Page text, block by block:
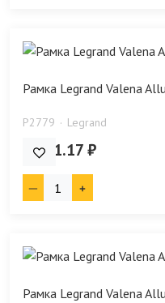
Рамка Legrand Valena
P2779 Legrand
1 171.17 ₽
Рамка Legrand Valena